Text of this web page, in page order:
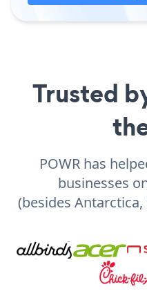
Trusted
POWR has
businesses
(besides